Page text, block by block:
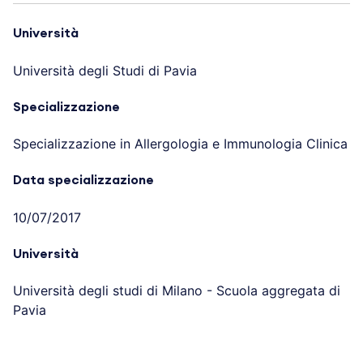
Università
Università degli Studi di Pavia
Specializzazione
Specializzazione in Allergologia e Immunologia Clinica
Data specializzazione
10/07/2017
Università
Università degli studi di Milano - Scuola aggregata di
Pavia